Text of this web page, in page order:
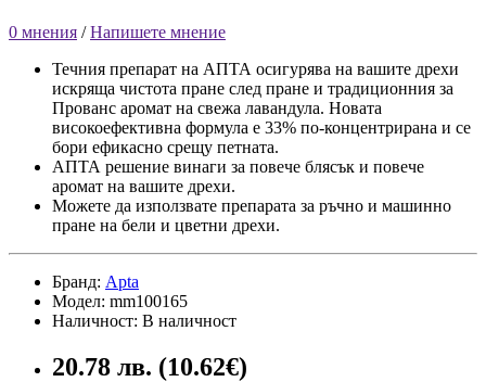
0 мнения /Напишете мнение
Течния препарат на АПТА осигурява на вашите дрехи
искряща чистота пране след пране и традиционния за
Прованс аромат на свежа лавандула. Новата
високоефективна формула е 33% по-концентрирана и се
бори ефикасно срещу петната.
АПТА решение винаги за повече блясък и повече
аромат на вашите дрехи.
Можете да използвате препарата за ръчно и машинно
пране на бели и цветни дрехи.
Бранд: Apta
Модел: mm100165
Наличност: В наличност
20.78 лв. (10.62€)